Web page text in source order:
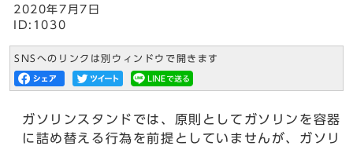
2020年7月7日
ID:1030
SNSへのリンクは別ウィンドウで開きます
ガソリンスタンドでは、原則としてガソリンを容器
に詰め替える行為を前提としていませんが、ガソリ